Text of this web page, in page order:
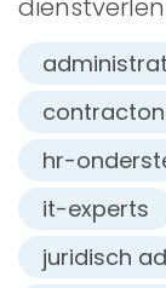
hr-
it-experts
juridisch